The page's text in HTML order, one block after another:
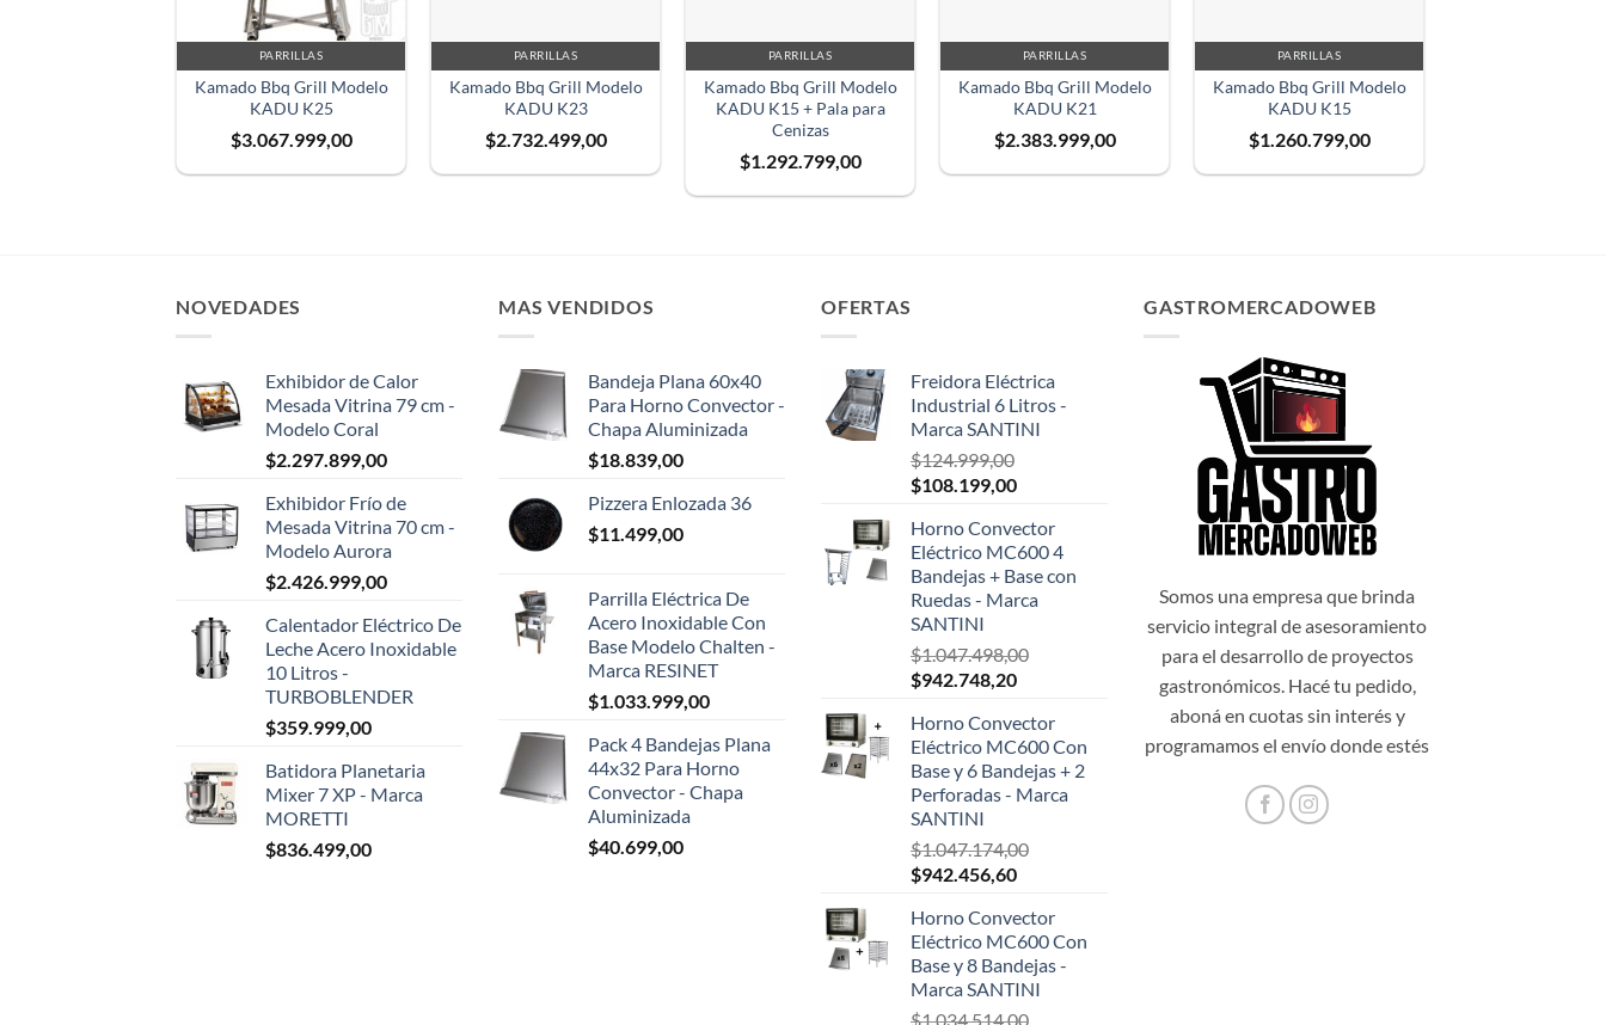
PARRILLAS
Kamado Bbq Grill Modelo
KADU K25
$3.067.999,00
PARRILLAS
Kamado Bbq Grill Modelo
KADU K23
$2.732.499,00
PARRILLAS
Kamado Bbq Grill Modelo
KADU K15 + Pala para
Cenizas
$1.292.799,00
PARRILLAS
Kamado Bbq Grill Modelo
KADU K21
$2.383.999,00
PARRILLAS
Kamado Bbq Grill Modelo
KADU K15
$1.260.799,00
NOVEDADES
Exhibidor de Calor
Mesada Vitrina 79 cm -
Modelo Coral
$2.297.899,00
Exhibidor Frío de
Mesada Vitrina 70 cm -
Modelo Aurora
$2.426.999,00
Calentador Eléctrico De
Leche Acero Inoxidable
10 Litros -
TURBOBLENDER
$359.999,00
Batidora Planetaria
Mixer 7 XP - Marca
MORETTI
$836.499,00
MAS VENDIDOS
Bandeja Plana 60x40
Para Horno Convector -
Chapa Aluminizada
$18.839,00
Pizzera Enlozada 36
$11.499,00
Parrilla Eléctrica De
Acero Inoxidable Con
Base Modelo Chalten -
Marca RESINET
$1.033.999,00
Pack 4 Bandejas Plana
44x32 Para Horno
Convector - Chapa
Aluminizada
$40.699,00
OFERTAS
Freidora Eléctrica
Industrial 6 Litros -
Marca SANTINI
$124.999,00
El
original
era:
$124.999,00.
$108.199,00El
actual
es:
$108.199,00.
Horno Convector
Eléctrico MC600 4
Bandejas + Base con
Ruedas - Marca
SANTINI
$1.047.498,00
El
original
era:
$1.047.498,00.
$942.748,20El
actual
es:
$942.748,20.
Horno Convector
Eléctrico MC600 Con
Base y 6 Bandejas + 2
Perforadas - Marca
SANTINI
$1.047.174,00
El
original
era:
$1.047.174,00.
$942.456,60El
actual
es:
$942.456,60.
Horno Convector
Eléctrico MC600 Con
Base y 8 Bandejas -
Marca SANTINI
$1.034.514,00
GASTROMERCADOWEB
Somos una empresa que brinda
servicio integral de asesoramiento
para el desarrollo de proyectos
gastronómicos. Hacé tu pedido,
aboná en cuotas sin interés y
programamos el envío donde estés